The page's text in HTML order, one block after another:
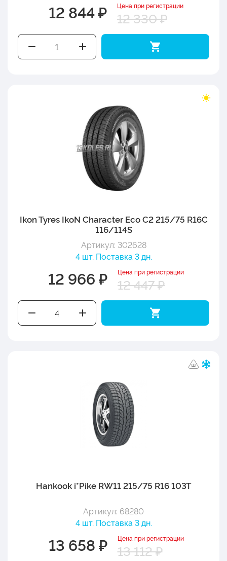
12 844 ₽ Цена при регистрации
12 330 ₽
Ikon Tyres IkoN Character Eco C2 215/75 R16C
116/114S
Артикул: 302628
4 шт. Поставка 3 дн.
12 966 ₽ Цена при регистрации
12 447 ₽
Hankook i*Pike RW11 215/75 R16 103T
Артикул: 68280
4 шт. Поставка 3 дн.
13 658 ₽ Цена при регистрации
13 112 ₽